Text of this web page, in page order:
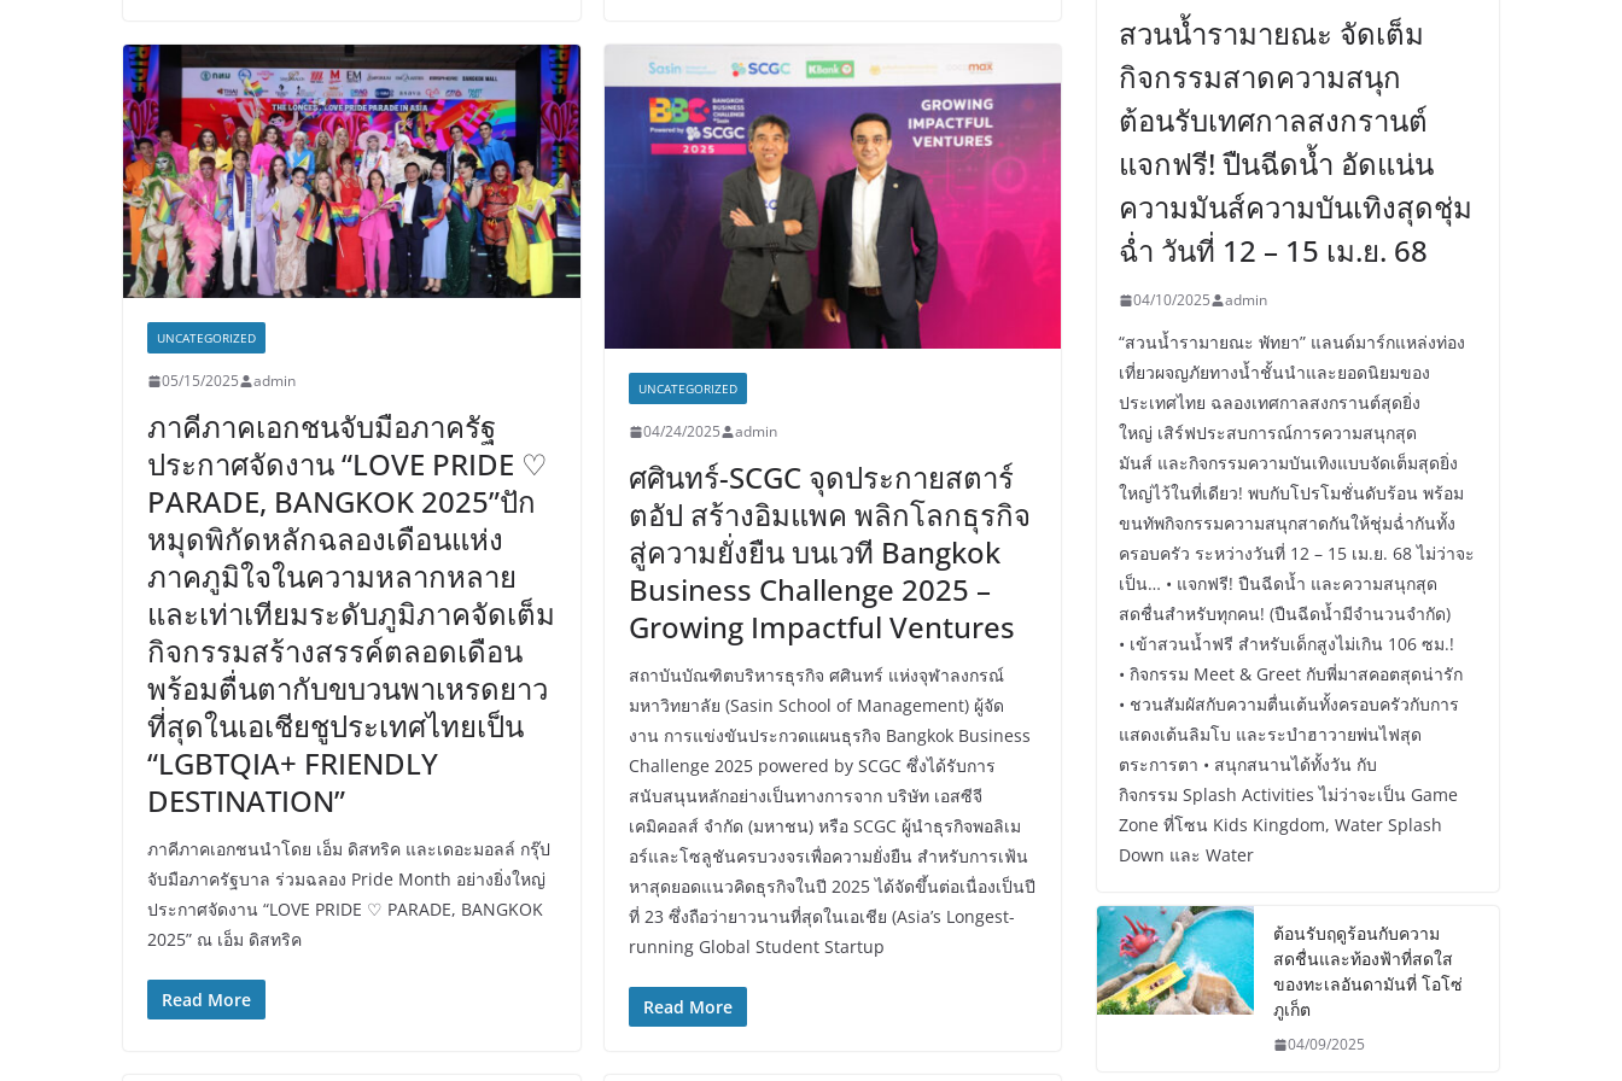
UNCATEGORIZED
05/15/2025 admin
ภาคีภาคเอกชนจับมือภาครัฐ
ประกาศจัดงาน “LOVE PRIDE ♡
PARADE, BANGKOK 2025”ปัก
หมุดพิกัดหลักฉลองเดือนแห่ง
ภาคภูมิใจในความหลากหลาย
และเท่าเทียมระดับภูมิภาคจัดเต็ม
กิจกรรมสร้างสรรค์ตลอดเดือน
พร้อมตื่นตากับขบวนพาเหรดยาว
ที่สุดในเอเชียชูประเทศไทยเป็น
“LGBTQIA+ FRIENDLY
DESTINATION”
ภาคีภาคเอกชนนำโดย เอ็ม ดิสทริค และเดอะมอลล์ กรุ๊ป
จับมือภาครัฐบาล ร่วมฉลอง Pride Month อย่างยิ่งใหญ่
ประกาศจัดงาน “LOVE PRIDE ♡ PARADE, BANGKOK
2025” ณ เอ็ม ดิสทริค
Read More
UNCATEGORIZED
04/24/2025 admin
ศศินทร์-SCGC จุดประกายสตาร์
ตอัป สร้างอิมแพค พลิกโลกธุรกิจ
สู่ความยั่งยืน บนเวที Bangkok
Business Challenge 2025 –
Growing Impactful Ventures
สถาบันบัณฑิตบริหารธุรกิจ ศศินทร์ แห่งจุฬาลงกรณ์
มหาวิทยาลัย (Sasin School of Management) ผู้จัด
งาน การแข่งขันประกวดแผนธุรกิจ Bangkok Business
Challenge 2025 powered by SCGC ซึ่งได้รับการ
สนับสนุนหลักอย่างเป็นทางการจาก บริษัท เอสซีจี
เคมิคอลส์ จำกัด (มหาชน) หรือ SCGC ผู้นำธุรกิจพอลิเม
อร์และโซลูชันครบวงจรเพื่อความยั่งยืน สำหรับการเฟ้น
หาสุดยอดแนวคิดธุรกิจในปี 2025 ได้จัดขึ้นต่อเนื่องเป็นปี
ที่ 23 ซึ่งถือว่ายาวนานที่สุดในเอเชีย (Asia’s Longest-
running Global Student Startup
Read More
สวนน้ำรามายณะ จัดเต็ม
กิจกรรมสาดความสนุก
ต้อนรับเทศกาลสงกรานต์
แจกฟรี! ปืนฉีดน้ำ อัดแน่น
ความมันส์ความบันเทิงสุดชุ่ม
ฉ่ำ วันที่ 12 – 15 เม.ย. 68
04/10/2025 admin
“สวนน้ำรามายณะ พัทยา” แลนด์มาร์กแหล่งท่อง
เที่ยวผจญภัยทางน้ำชั้นนำและยอดนิยมของ
ประเทศไทย ฉลองเทศกาลสงกรานต์สุดยิ่ง
ใหญ่ เสิร์ฟประสบการณ์การความสนุกสุด
มันส์ และกิจกรรมความบันเทิงแบบจัดเต็มสุดยิ่ง
ใหญ่ไว้ในที่เดียว! พบกับโปรโมชั่นดับร้อน พร้อม
ขนทัพกิจกรรมความสนุกสาดกันให้ชุ่มฉ่ำกันทั้ง
ครอบครัว ระหว่างวันที่ 12 – 15 เม.ย. 68 ไม่ว่าจะ
เป็น… • แจกฟรี! ปืนฉีดน้ำ และความสนุกสุด
สดชื่นสำหรับทุกคน! (ปืนฉีดน้ำมีจำนวนจำกัด)
• เข้าสวนน้ำฟรี สำหรับเด็กสูงไม่เกิน 106 ซม.!
• กิจกรรม Meet & Greet กับพี่มาสคอตสุดน่ารัก
• ชวนสัมผัสกับความตื่นเต้นทั้งครอบครัวกับการ
แสดงเต้นลิมโบ และระบำฮาวายพ่นไฟสุด
ตระการตา • สนุกสนานได้ทั้งวัน กับ
กิจกรรม Splash Activities ไม่ว่าจะเป็น Game
Zone ที่โซน Kids Kingdom, Water Splash
Down และ Water
ต้อนรับฤดูร้อนกับความ
สดชื่นและท้องฟ้าที่สดใส
ของทะเลอันดามันที่ โอโซ่
ภูเก็ต
04/09/2025